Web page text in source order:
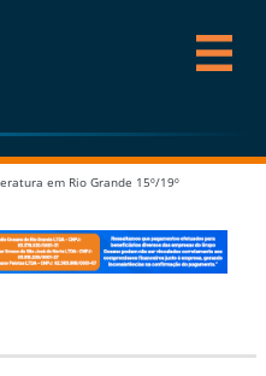
em Rio Grande 15º/19º